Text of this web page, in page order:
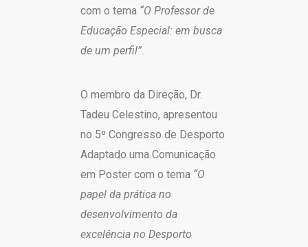
com o tema “O Professor de
Educação Especial: em busca
de um perfil”.
O membro da Direção, Dr.
Tadeu Celestino, apresentou
no 5º Congresso de Desporto
Adaptado uma Comunicação
em Poster com o tema “O
papel da prática no
desenvolvimento da
excelência no Desporto